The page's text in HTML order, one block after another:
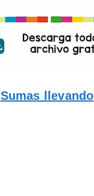
Sumas llevando